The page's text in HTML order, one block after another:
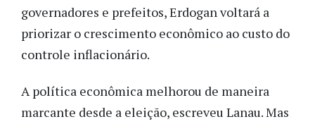
governadores e prefeitos, Erdogan voltará a
priorizar o crescimento econômico ao custo do
controle inflacionário.
A política econômica melhorou de maneira
marcante desde a eleição, escreveu Lanau. Mas